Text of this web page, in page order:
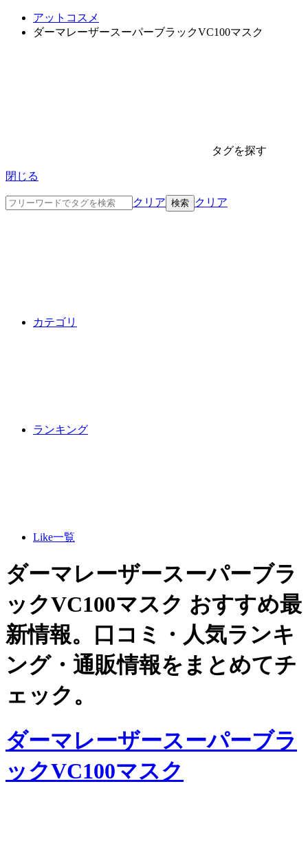
アットコスメ
ダーマレーザースーパーブラックVC100マスク
タグを探す
閉じる
クリア クリア
カテゴリ
ランキング
Like一覧
ダーマレーザースーパーブラ
ックVC100マスク おすすめ最
新情報。口コミ・人気ランキ
ング・通販情報をまとめてチ
ェック。
ダーマレーザースーパーブラ
ックVC100マスク